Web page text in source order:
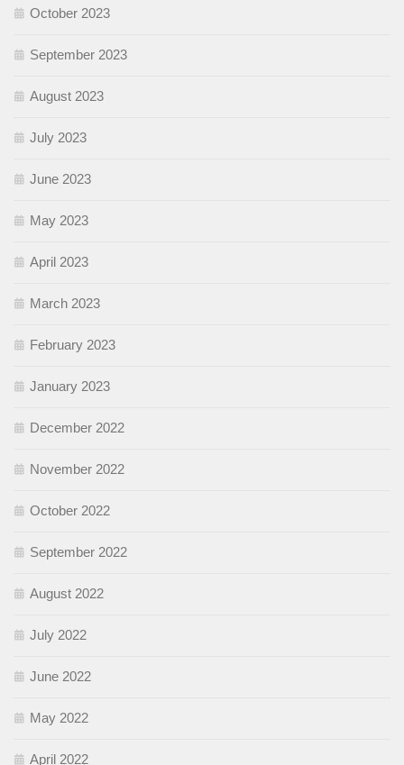
October 2023
September 2023
August 2023
July 2023
June 2023
May 2023
April 2023
March 2023
February 2023
January 2023
December 2022
November 2022
October 2022
September 2022
August 2022
July 2022
June 2022
May 2022
April 2022